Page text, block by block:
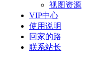
视图资源
VIP中心
使用说明
回家的路
联系站长